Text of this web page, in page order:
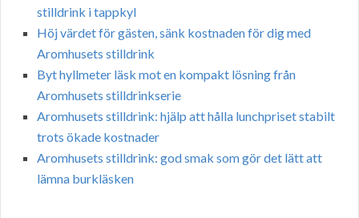
stilldrink i tappkyl
Höj värdet för gästen, sänk kostnaden för dig med
Aromhusets stilldrink
Byt hyllmeter läsk mot en kompakt lösning från
Aromhusets stilldrinkserie
Aromhusets stilldrink: hjälp att hålla lunchpriset stabilt
trots ökade kostnader
Aromhusets stilldrink: god smak som gör det lätt att
lämna burkläsken